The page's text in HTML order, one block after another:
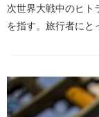
次世界大戦中のヒト
を指す。旅行者に